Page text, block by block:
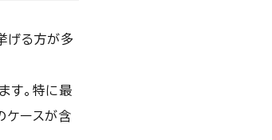
げる方が多
す。特に最
ケースが含